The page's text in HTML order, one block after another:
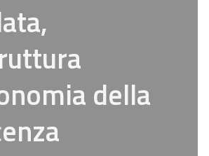
della